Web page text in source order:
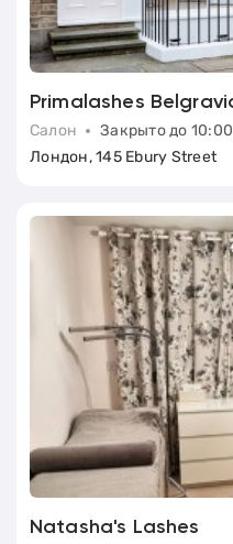
Салон
Закрыто до 10:00
Лондон, 145 Ebury Street
Natasha's Lashes